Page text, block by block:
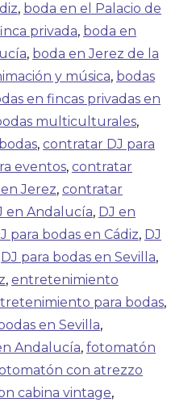
, boda en el Palacio de
privada, boda en
, boda en Jerez de la
y música, bodas
en fincas privadas en
multiculturales,
, contratar DJ para
eventos, contratar
Jerez, contratar
en Andalucía, DJ en
para bodas en Cádiz, DJ
DJ para bodas en Sevilla,
, entretenimiento
para bodas,
en Sevilla,
Andalucía, fotomatón
con atrezzo
cabina vintage,